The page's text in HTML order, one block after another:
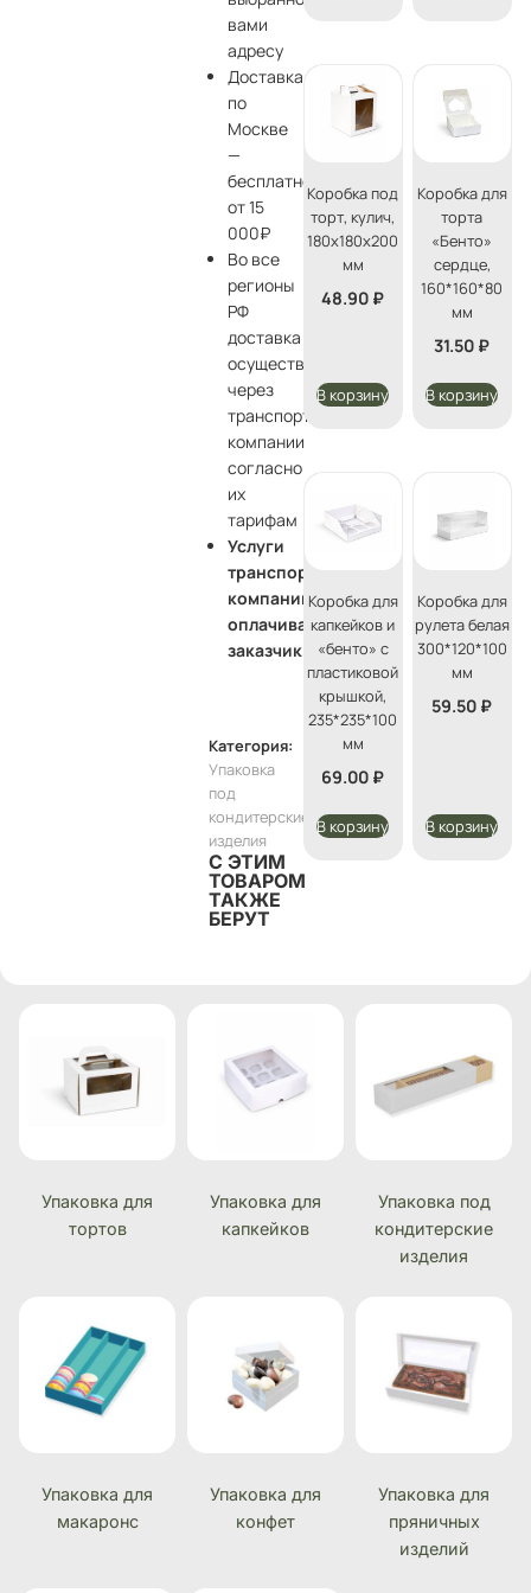
вами
адресу
Доставка
по
Москве
—
бесплатно
от 15
000₽
Во все
регионы
РФ
доставка
осуществляется
через
транспортные
компании
согласно
их
тарифам
Услуги
транспортной
компании
оплачивает
заказчик
Категория:
Упаковка
под
кондитерские
изделия
С ЭТИМ
ТОВАРОМ
ТАКЖЕ
БЕРУТ
Коробка под
торт, кулич,
180х180х200
мм
48.90 ₽
В корзину
Коробка для
торта
«Бенто»
сердце,
160*160*80
мм
31.50 ₽
В корзину
Коробка для
капкейков и
«бенто» с
пластиковой
крышкой,
235*235*100
мм
69.00 ₽
В корзину
Коробка для
рулета белая
300*120*100
мм
59.50 ₽
В корзину
Упаковка для
тортов
Упаковка для
капкейков
Упаковка под
кондитерские
изделия
Упаковка для
макаронс
Упаковка для
конфет
Упаковка для
пряничных
изделий